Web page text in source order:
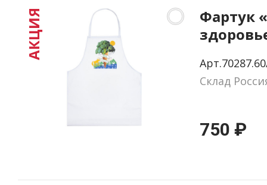
Фартук
Склад
750 ₽
АКЦИЯ